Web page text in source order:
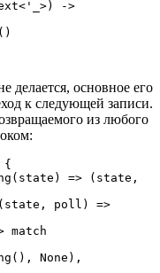
делается, основное его
к следующей записи.
из любого
{
None),